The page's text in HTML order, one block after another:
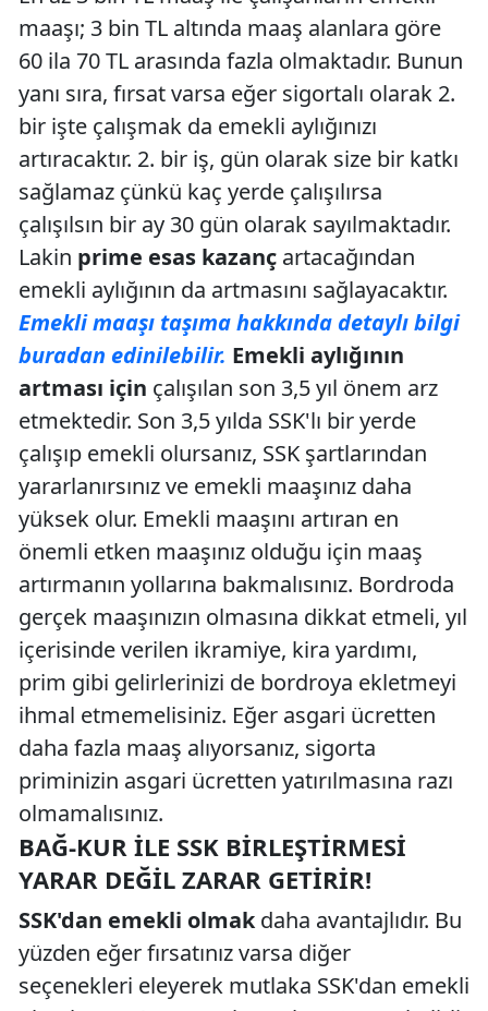
maaşı; 3 bin TL altında maaş alanlara göre
60 ila 70 TL arasında fazla olmaktadır. Bunun
yanı sıra, fırsat varsa eğer sigortalı olarak 2.
bir işte çalışmak da emekli aylığınızı
artıracaktır. 2. bir iş, gün olarak size bir katkı
sağlamaz çünkü kaç yerde çalışılırsa
çalışılsın bir ay 30 gün olarak sayılmaktadır.
Lakin prime esas kazanç artacağından
emekli aylığının da artmasını sağlayacaktır.
Emekli maaşı taşıma hakkında detaylı bilgi
buradan edinilebilir. Emekli aylığının
artması için çalışılan son 3,5 yıl önem arz
etmektedir. Son 3,5 yılda SSK'lı bir yerde
çalışıp emekli olursanız, SSK şartlarından
yararlanırsınız ve emekli maaşınız daha
yüksek olur. Emekli maaşını artıran en
önemli etken maaşınız olduğu için maaş
artırmanın yollarına bakmalısınız. Bordroda
gerçek maaşınızın olmasına dikkat etmeli, yıl
içerisinde verilen ikramiye, kira yardımı,
prim gibi gelirlerinizi de bordroya ekletmeyi
ihmal etmemelisiniz. Eğer asgari ücretten
daha fazla maaş alıyorsanız, sigorta
priminizin asgari ücretten yatırılmasına razı
olmamalısınız.
BAĞ-KUR ILE SSK BIRLEŞTIRMESI
YARAR DEĞIL ZARAR GETIRIR!
SSK'dan emekli olmakdaha avantajlıdır. Bu
yüzden eğer fırsatınız varsa diğer
seçenekleri eleyerek mutlaka SSK'dan emekli